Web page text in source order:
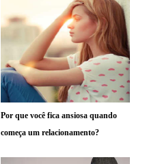
Por que você fica ansiosa quando
começa um relacionamento?